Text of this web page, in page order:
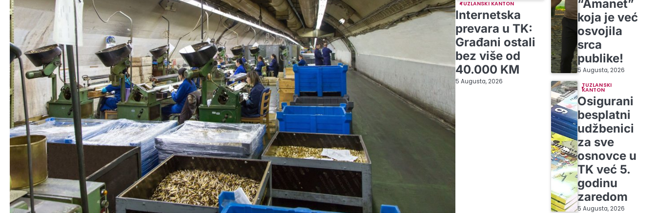
TUZLANSKI KANTON
Internetska
prevara u TK:
Građani ostali
bez više od
40.000 KM
5 Augusta, 2026
“Amanet”
koja je već
osvojila
srca
publike!
5 Augusta, 2026
TUZLANSKI
KANTON
Osigurani
besplatni
udžbenici
za sve
osnovce u
TK već 5.
godinu
zaredom
5 Augusta, 2026